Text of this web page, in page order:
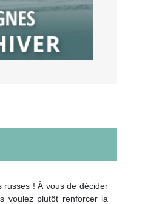
russes ! À vous de décider
voulez plutôt renforcer la